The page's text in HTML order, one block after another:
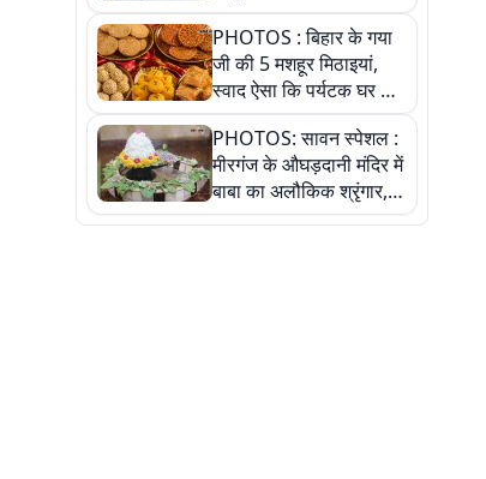
कांवरियों का प्रमुख सेवा धाम
PHOTOS : बिहार के गया
जी की 5 मशहूर मिठाइयां,
स्वाद ऐसा कि पर्यटक घर ले
जाना नहीं भूलते, तस्वीरों में
देखें
PHOTOS: सावन स्पेशल :
मीरगंज के औघड़दानी मंदिर में
बाबा का अलौकिक श्रृंगार,
तस्वीरों में देखें महादेव के कई